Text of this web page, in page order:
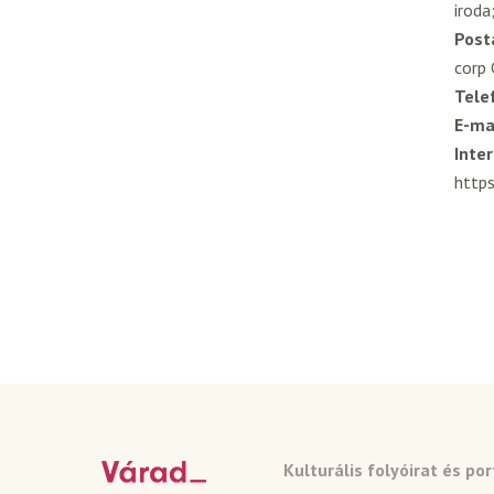
iroda;
corp
E-
Kulturális folyóirat és